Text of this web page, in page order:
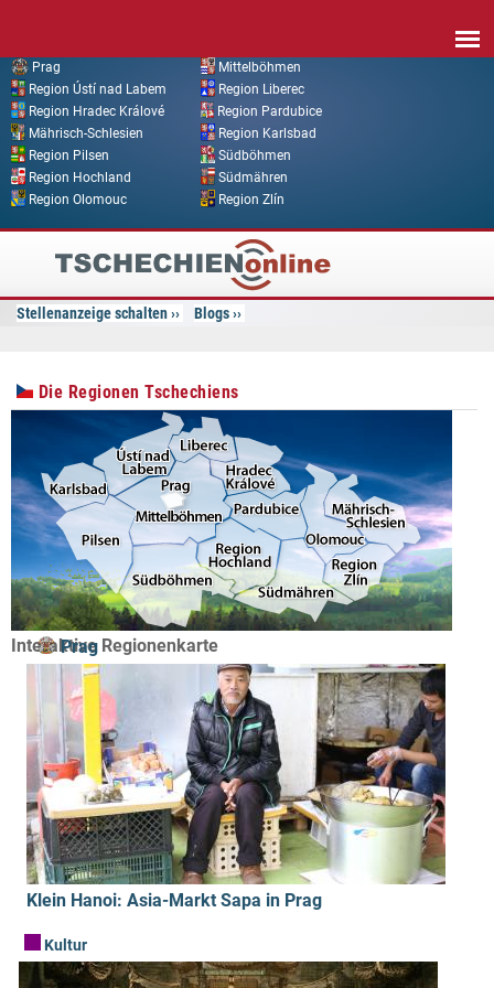
Prag
Mittelböhmen
Region Ústí nad Labem
Region Liberec
Region Hradec Králové
Region Pardubice
Mährisch-Schlesien
Region Karlsbad
Region Pilsen
Südböhmen
Region Hochland
Südmähren
Region Olomouc
Region Zlín
Tschechien
Online
Stellenanzeige schalten Blogs
Die Regionen Tschechiens
Interaktive Regionenkarte
Prag
Klein Hanoi: Asia-Markt Sapa in Prag
Kultur